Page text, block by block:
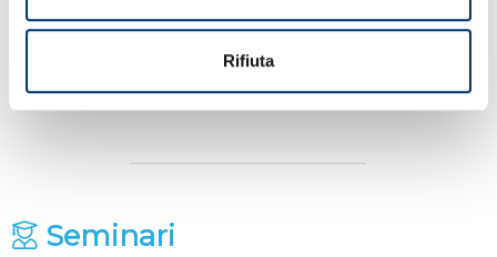
Rifiuta
Corsi
In questo momento non ci sono Corsi per
questo progetto.
Seminari